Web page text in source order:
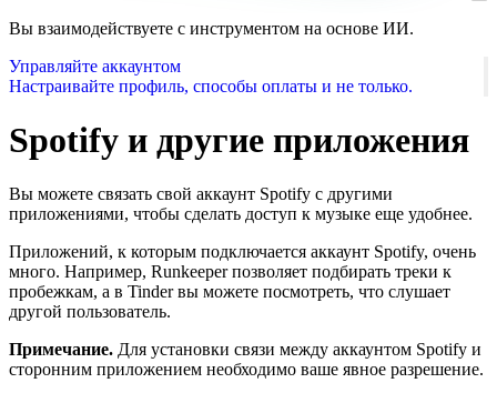
Вы взаимодействуете с инструментом на основе ИИ.
Управляйте аккаунтом
Настраивайте профиль, способы оплаты и не только.
Spotify и другие приложения
Вы можете связать свой аккаунт Spotify с другими
приложениями, чтобы сделать доступ к музыке еще удобнее.
Приложений, к которым подключается аккаунт Spotify, очень
много. Например, Runkeeper позволяет подбирать треки к
пробежкам, а в Tinder вы можете посмотреть, что слушает
другой пользователь.
Примечание. Для установки связи между аккаунтом Spotify и
сторонним приложением необходимо ваше явное разрешение.